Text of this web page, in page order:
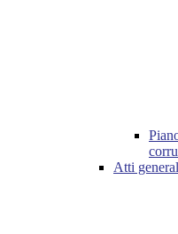
Atti